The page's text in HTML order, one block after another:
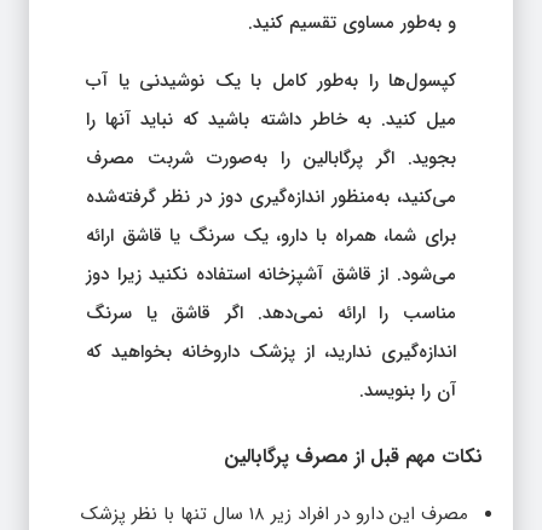
و به‌طور مساوی تقسیم کنید.
کپسول‌ها را به‌طور کامل با یک نوشیدنی یا آب
میل کنید. به خاطر داشته باشید که نباید آن‎ها را
بجوید. اگر پرگابالین را به‌صورت شربت مصرف
می‌کنید، به‌منظور اندازه‌گیری دوز در نظر گرفته‌شده
برای شما، همراه با دارو، یک سرنگ یا قاشق ارائه
می‌شود. از قاشق آشپزخانه استفاده نکنید زیرا دوز
مناسب را ارائه نمی‌دهد. اگر قاشق یا سرنگ
اندازه‌گیری ندارید، از پزشک داروخانه بخواهید که
آن را بنویسد.
نکات مهم قبل از مصرف پرگابالین
مصرف این دارو در افراد زیر ۱۸ سال تنها با نظر پزشک